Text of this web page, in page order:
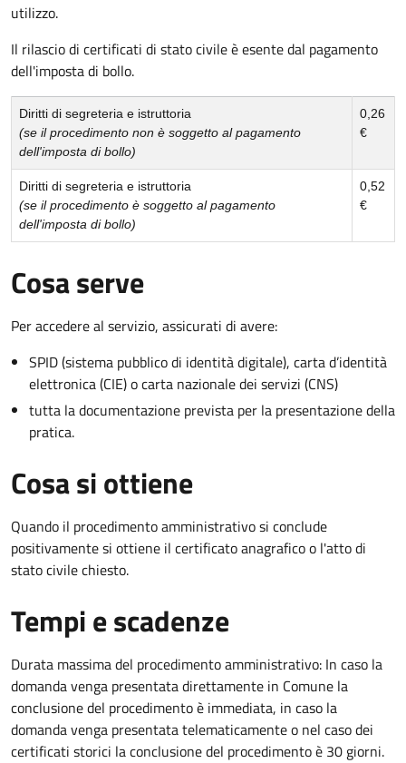
utilizzo.
Il rilascio di certificati di stato civile è esente dal pagamento
dell'imposta di bollo.
Diritti di segreteria e istruttoria
(se il procedimento non è soggetto al pagamento
dell'imposta di bollo)
0,26
€
Diritti di segreteria e istruttoria
(se il procedimento è soggetto al pagamento
dell'imposta di bollo)
0,52
€
Cosa serve
Per accedere al servizio, assicurati di avere:
SPID (sistema pubblico di identità digitale), carta d’identità
elettronica (CIE) o carta nazionale dei servizi (CNS)
tutta la documentazione prevista per la presentazione della
pratica.
Cosa si ottiene
Quando il procedimento amministrativo si conclude
positivamente si ottiene il certificato anagrafico o l'atto di
stato civile chiesto.
Tempi e scadenze
Durata massima del procedimento amministrativo: In caso la
domanda venga presentata direttamente in Comune la
conclusione del procedimento è immediata, in caso la
domanda venga presentata telematicamente o nel caso dei
certificati storici la conclusione del procedimento è 30 giorni.